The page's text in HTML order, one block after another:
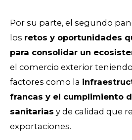
Por su parte, el segundo
los retos y oportunidades
para consolidar un
el comercio exterior
factores como la
francas y el cumplimiento
sanitarias y de calidad que
exportaciones.